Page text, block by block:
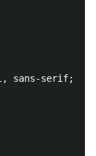
sans-serif; }